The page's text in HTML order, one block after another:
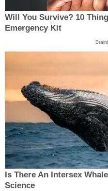
Will You Survive? 10
Emergency Kit
Is There An Intersex
Science